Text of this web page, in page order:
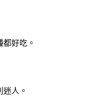
好吃。
人。